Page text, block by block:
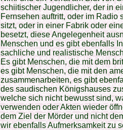
schiitischer Jugendlicher, der in
Fernsehen auftritt, oder im Radio
sitzt, oder in einer Fabrik oder
besetzt, diese Angelegenheit
Menschen und es gibt ebenfalls
sachliche und realistische
Es gibt Menschen, die mit dem
es gibt Menschen, die mit den
zusammenarbeiten, es gibt
des saudischen Königshauses
welche sich nicht bewusst sind,
verwenden oder Akten wieder
dem Ziel der Mörder und nicht
wir ebenfalls Aufmerksamkeit zu